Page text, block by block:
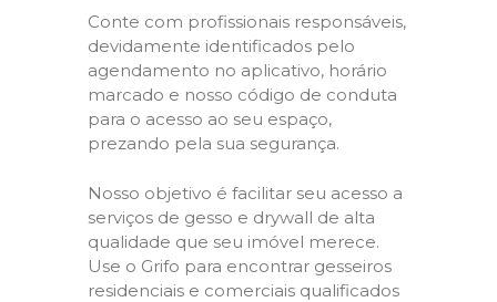
Conte com profissionais responsáveis,
devidamente identificados pelo
agendamento no aplicativo, horário
marcado e nosso código de conduta
para o acesso ao seu espaço,
prezando pela sua segurança.
Nosso objetivo é facilitar seu acesso a
serviços de gesso e drywall de alta
qualidade que seu imóvel merece.
Use o Grifo para encontrar gesseiros
residenciais e comerciais qualificados